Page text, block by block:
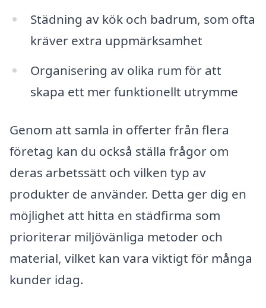
Städning av kök och badrum, som ofta
kräver extra uppmärksamhet
Organisering av olika rum för att
skapa ett mer funktionellt utrymme
Genom att samla in offerter från flera
företag kan du också ställa frågor om
deras arbetssätt och vilken typ av
produkter de använder. Detta ger dig en
möjlighet att hitta en städfirma som
prioriterar miljövänliga metoder och
material, vilket kan vara viktigt för många
kunder idag.